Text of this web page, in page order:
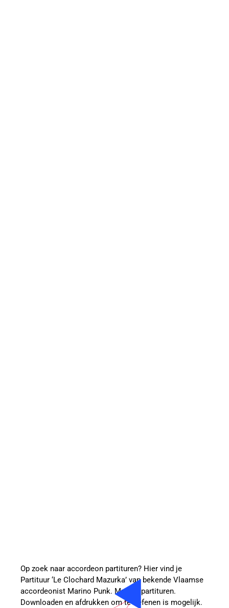
Op zoek naar accordeon partituren? Hier vind je
Partituur ‘Le Clochard Mazurka’ van bekende Vlaamse
accordeonist Marino Punk. Muziek partituren.
Downloaden en afdrukken om te oefenen is mogelijk.